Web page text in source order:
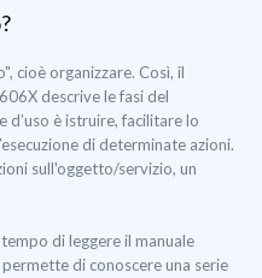
cioè organizzare. Così, il
descrive le fasi del
d’uso è istruire, facilitare lo
di determinate azioni.
sull'oggetto/servizio, un
di leggere il manuale
di conoscere una serie